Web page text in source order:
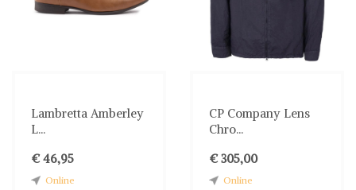
Lambretta Amberley
L...
€ 46,95
Online
CP Company Lens
Chro...
€ 305,00
Online